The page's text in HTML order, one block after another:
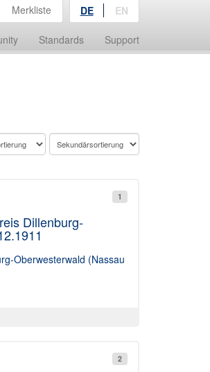
Standards Support
Merkliste DE EN
1
Dillenburg-
Oberwesterwald (Nassau
2